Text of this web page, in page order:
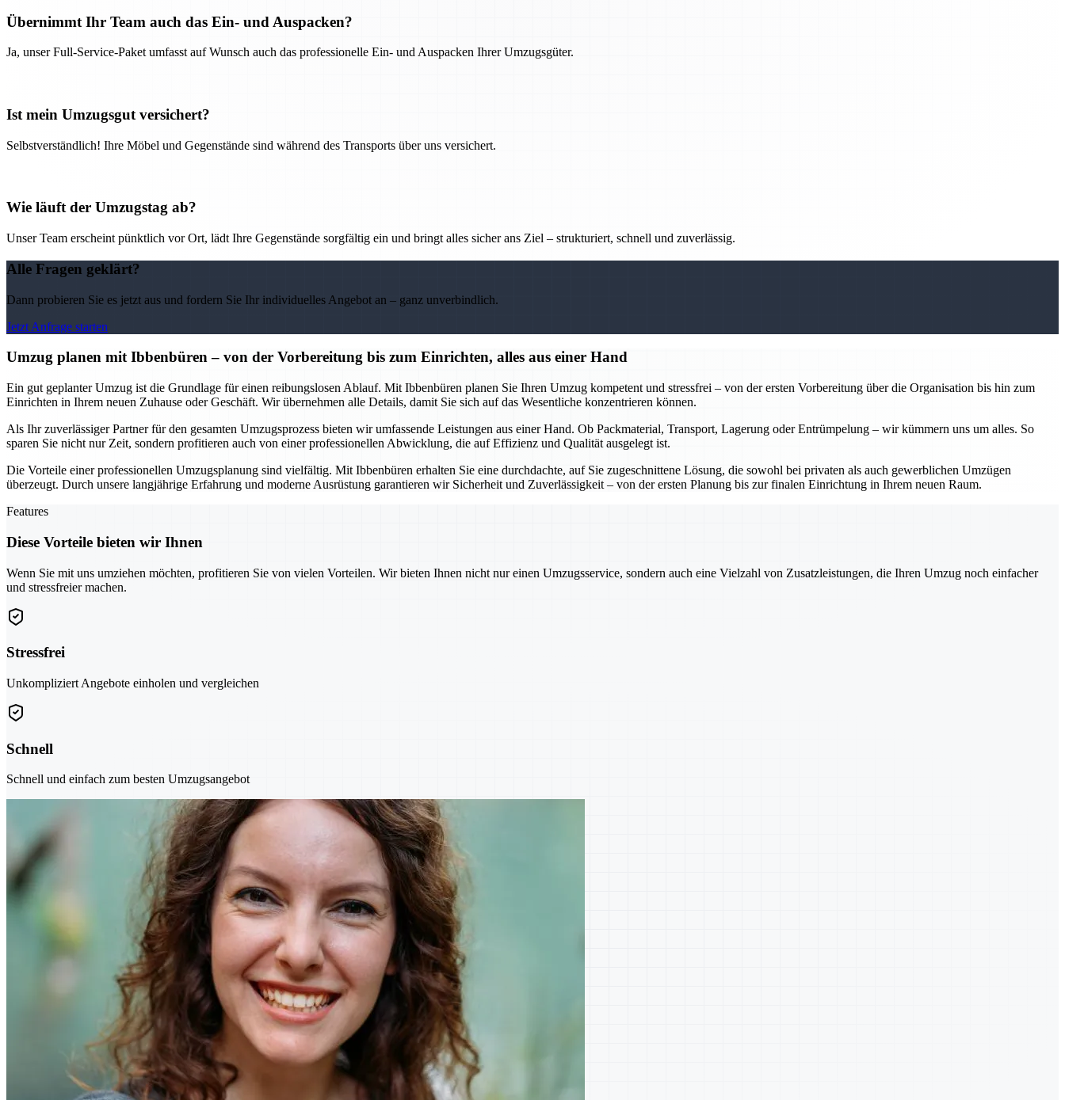
Übernimmt Ihr Team auch das Ein- und Auspacken?
Ja, unser Full-Service-Paket umfasst auf Wunsch auch das professionelle Ein- und Auspacken Ihrer Umzugsgüter.
Ist mein Umzugsgut versichert?
Selbstverständlich! Ihre Möbel und Gegenstände sind während des Transports über uns versichert.
Wie läuft der Umzugstag ab?
Unser Team erscheint pünktlich vor Ort, lädt Ihre Gegenstände sorgfältig ein und bringt alles sicher ans Ziel – strukturiert, schnell und zuverlässig.
Alle Fragen geklärt?
Dann probieren Sie es jetzt aus und fordern Sie Ihr individuelles Angebot an – ganz unverbindlich.
Jetzt Anfrage starten
Umzug planen mit Ibbenbüren – von der Vorbereitung bis zum Einrichten, alles aus einer Hand
Ein gut geplanter Umzug ist die Grundlage für einen reibungslosen Ablauf. Mit Ibbenbüren planen Sie Ihren Umzug kompetent und stressfrei – von der ersten Vorbereitung über die Organisation bis hin zum
Einrichten in Ihrem neuen Zuhause oder Geschäft. Wir übernehmen alle Details, damit Sie sich auf das Wesentliche konzentrieren können.
Als Ihr zuverlässiger Partner für den gesamten Umzugsprozess bieten wir umfassende Leistungen aus einer Hand. Ob Packmaterial, Transport, Lagerung oder Entrümpelung – wir kümmern uns um alles. So
sparen Sie nicht nur Zeit, sondern profitieren auch von einer professionellen Abwicklung, die auf Effizienz und Qualität ausgelegt ist.
Die Vorteile einer professionellen Umzugsplanung sind vielfältig. Mit Ibbenbüren erhalten Sie eine durchdachte, auf Sie zugeschnittene Lösung, die sowohl bei privaten als auch gewerblichen Umzügen
überzeugt. Durch unsere langjährige Erfahrung und moderne Ausrüstung garantieren wir Sicherheit und Zuverlässigkeit – von der ersten Planung bis zur finalen Einrichtung in Ihrem neuen Raum.
Features
Diese Vorteile bieten wir Ihnen
Wenn Sie mit uns umziehen möchten, profitieren Sie von vielen Vorteilen. Wir bieten Ihnen nicht nur einen Umzugsservice, sondern auch eine Vielzahl von Zusatzleistungen, die Ihren Umzug noch einfacher
und stressfreier machen.
Stressfrei
Unkompliziert Angebote einholen und vergleichen
Schnell
Schnell und einfach zum besten Umzugsangebot